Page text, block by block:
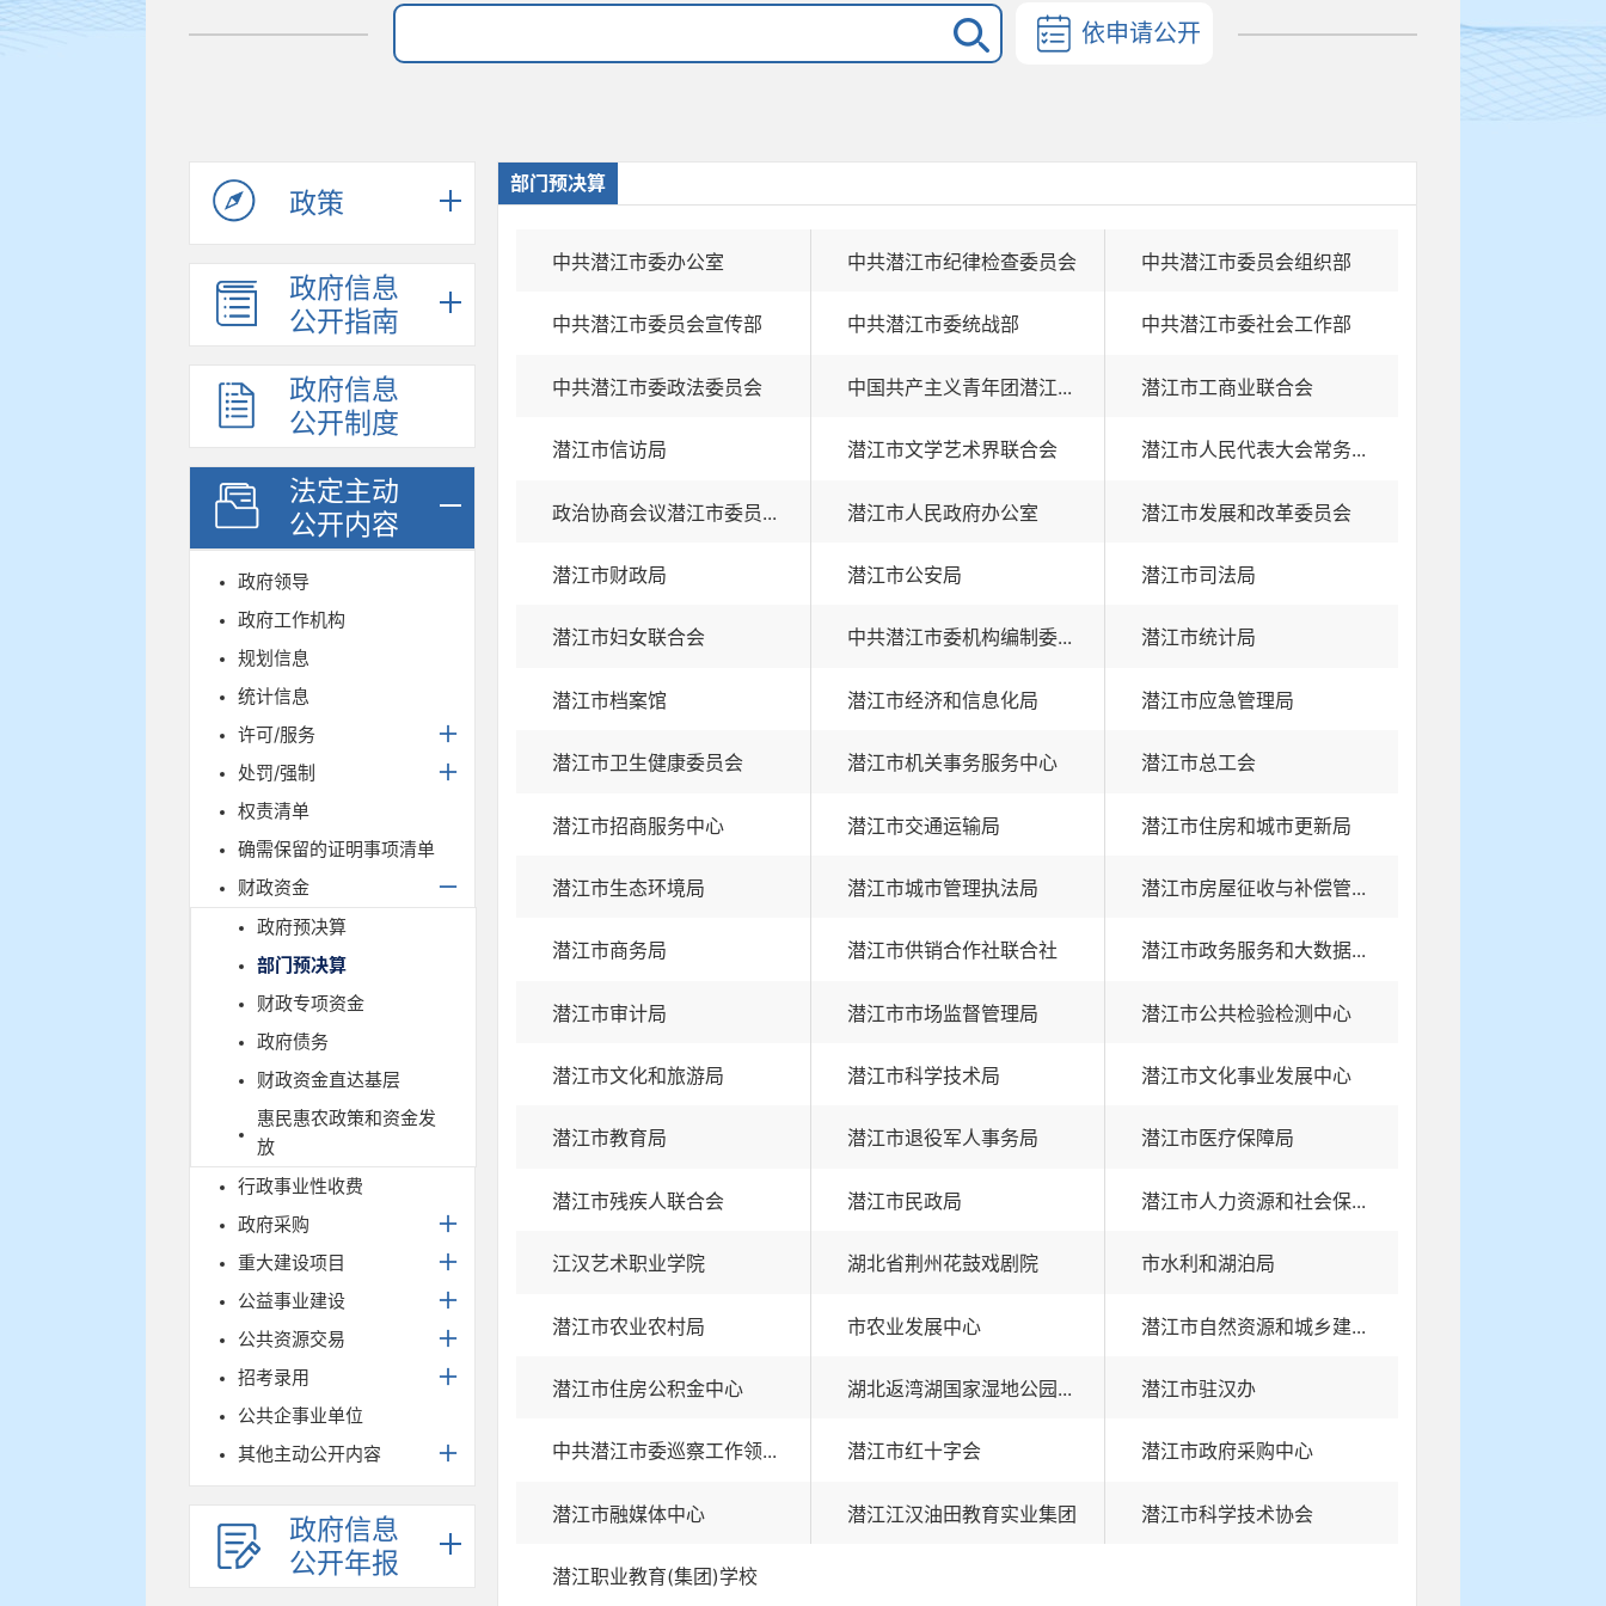
依申请公开
政策
政府信息
公开指南
政府信息
公开制度
法定主动
公开内容
政府领导
政府工作机构
规划信息
统计信息
许可/服务
处罚/强制
权责清单
确需保留的证明事项清单
财政资金
政府预决算
部门预决算
财政专项资金
政府债务
财政资金直达基层
惠民惠农政策和资金发
放
行政事业性收费
政府采购
重大建设项目
公益事业建设
公共资源交易
招考录用
公共企事业单位
其他主动公开内容
政府信息
公开年报
部门预决算
中共潜江市委办公室 中共潜江市纪律检查委员会 中共潜江市委员会组织部
中共潜江市委员会宣传部 中共潜江市委统战部 中共潜江市委社会工作部
中共潜江市委政法委员会 中国共产主义青年团潜江... 潜江市工商业联合会
潜江市信访局 潜江市文学艺术界联合会 潜江市人民代表大会常务...
政治协商会议潜江市委员... 潜江市人民政府办公室 潜江市发展和改革委员会
潜江市财政局 潜江市公安局 潜江市司法局
潜江市妇女联合会 中共潜江市委机构编制委... 潜江市统计局
潜江市档案馆 潜江市经济和信息化局 潜江市应急管理局
潜江市卫生健康委员会 潜江市机关事务服务中心 潜江市总工会
潜江市招商服务中心 潜江市交通运输局 潜江市住房和城市更新局
潜江市生态环境局 潜江市城市管理执法局 潜江市房屋征收与补偿管...
潜江市商务局 潜江市供销合作社联合社 潜江市政务服务和大数据...
潜江市审计局 潜江市市场监督管理局 潜江市公共检验检测中心
潜江市文化和旅游局 潜江市科学技术局 潜江市文化事业发展中心
潜江市教育局 潜江市退役军人事务局 潜江市医疗保障局
潜江市残疾人联合会 潜江市民政局 潜江市人力资源和社会保...
江汉艺术职业学院 湖北省荆州花鼓戏剧院 市水利和湖泊局
潜江市农业农村局 市农业发展中心 潜江市自然资源和城乡建...
潜江市住房公积金中心 湖北返湾湖国家湿地公园... 潜江市驻汉办
中共潜江市委巡察工作领... 潜江市红十字会 潜江市政府采购中心
潜江市融媒体中心 潜江江汉油田教育实业集团 潜江市科学技术协会
潜江职业教育(集团)学校